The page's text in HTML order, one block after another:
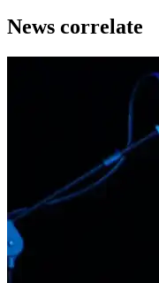
News correlate